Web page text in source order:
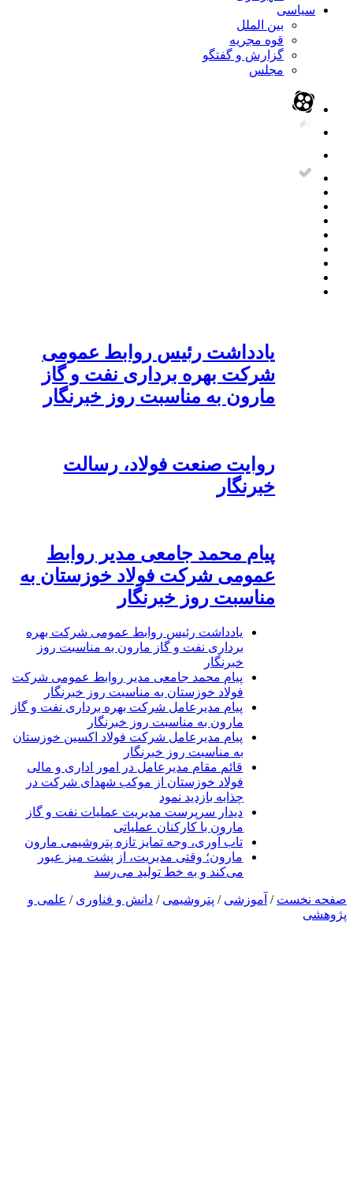
سیاسی
بین الملل
قوه مجریه
گزارش و گفتگو
مجلس
یادداشت رئیس روابط عمومی
شرکت بهره برداری نفت و گاز
مارون به مناسبت روز خبرنگار
روایت صنعت فولاد،‌ رسالت
خبرنگار
پیام محمد جامعی مدیر روابط
عمومی شرکت فولاد خوزستان به
مناسبت روز خبرنگار
یادداشت رئیس روابط عمومی شرکت بهره
برداری نفت و گاز مارون به مناسبت روز
خبرنگار
پیام محمد جامعی مدیر روابط عمومی شرکت
فولاد خوزستان به مناسبت روز خبرنگار
پیام مدیرعامل شرکت بهره برداری نفت و گاز
مارون به مناسبت روز خبرنگار
پیام مدیرعامل شرکت فولاد اکسین خوزستان
به مناسبت روز خبرنگار
قائم مقام مدیرعامل در امور اداری و مالی
فولاد خوزستان از موکب شهدای شرکت در
چذابه بازدید نمود
دیدار سرپرست مدیریت عملیات نفت و گاز
مارون با کارکنان عملیاتی
تاب آوری، وجه تمایز تازه پتروشیمی مارون
مارون؛ وقتی مدیریت، از پشت میز عبور
می‌کند و به خط تولید می‌رسد
صفحه نخست / آموزشی / پتروشیمی / دانش و فناوری / علمی و
پژوهشی